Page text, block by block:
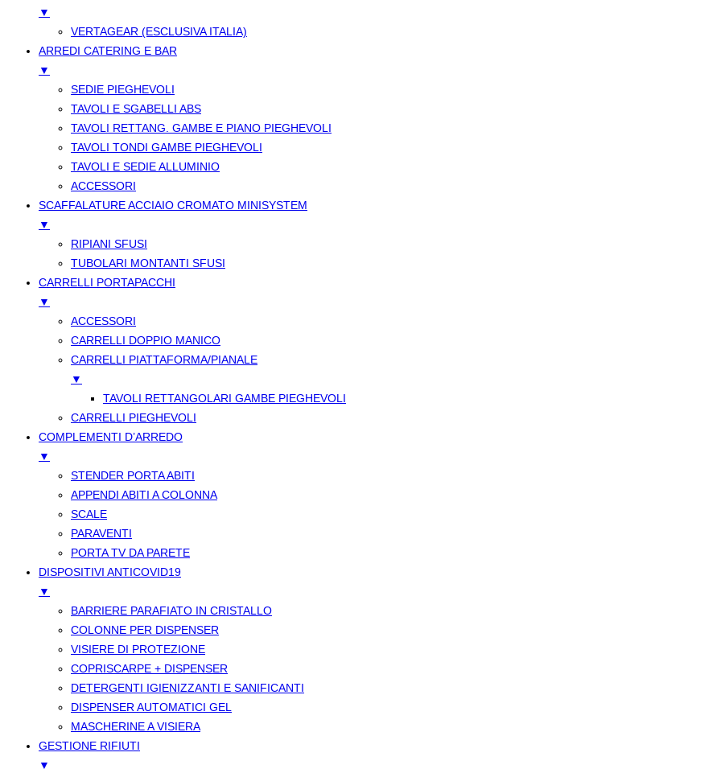
▼
VERTAGEAR (ESCLUSIVA ITALIA)
ARREDI CATERING E BAR
▼
SEDIE PIEGHEVOLI
TAVOLI E SGABELLI ABS
TAVOLI RETTANG. GAMBE E PIANO PIEGHEVOLI
TAVOLI TONDI GAMBE PIEGHEVOLI
TAVOLI E SEDIE ALLUMINIO
ACCESSORI
SCAFFALATURE ACCIAIO CROMATO MINISYSTEM
▼
RIPIANI SFUSI
TUBOLARI MONTANTI SFUSI
CARRELLI PORTAPACCHI
▼
ACCESSORI
CARRELLI DOPPIO MANICO
CARRELLI PIATTAFORMA/PIANALE
▼
TAVOLI RETTANGOLARI GAMBE PIEGHEVOLI
CARRELLI PIEGHEVOLI
COMPLEMENTI D’ARREDO
▼
STENDER PORTA ABITI
APPENDI ABITI A COLONNA
SCALE
PARAVENTI
PORTA TV DA PARETE
DISPOSITIVI ANTICOVID19
▼
BARRIERE PARAFIATO IN CRISTALLO
COLONNE PER DISPENSER
VISIERE DI PROTEZIONE
COPRISCARPE + DISPENSER
DETERGENTI IGIENIZZANTI E SANIFICANTI
DISPENSER AUTOMATICI GEL
MASCHERINE A VISIERA
GESTIONE RIFIUTI
▼